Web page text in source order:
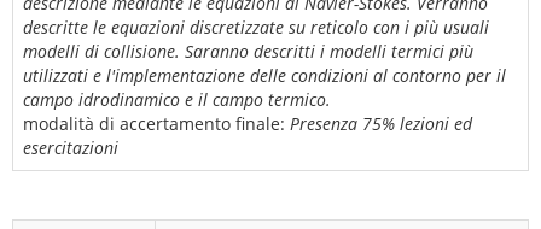
descritte le equazioni discretizzate su reticolo con i più usuali
modelli di collisione. Saranno descritti i modelli termici più
utilizzati e l'implementazione delle condizioni al contorno per il
campo idrodinamico e il campo termico.
modalità di accertamento finale: Presenza 75% lezioni ed
esercitazioni